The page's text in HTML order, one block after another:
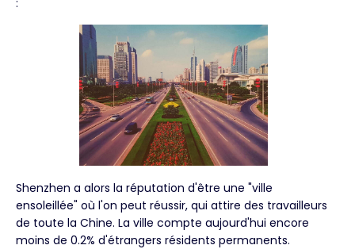
Shenzhen a alors la réputation d'être une "ville
ensoleillée" où l'on peut réussir, qui attire des travailleurs
de toute la Chine. La ville compte aujourd'hui encore
moins de 0.2% d'étrangers résidents permanents.